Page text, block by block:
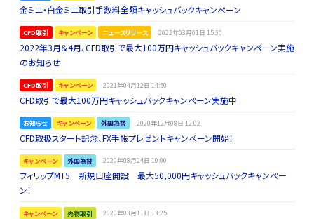
金ミニ・白金ミニ取引手数料全額キャッシュバックキャンペーン
CFD取引 キャンペーン ニュースリリース 2022年03月01日 15:30
2022年3月＆4月、CFD取引で最大100万円キャッシュバックキャンペーン実施
のお知らせ
CFD取引 キャンペーン 2021年04月12日 14:50
CFD取引で最大100万円キャッシュバックキャンペーン実施中
お知らせ キャンペーン 外国為替 2020年12月08日 12:02
CFD取扱スタート記念、FX手帳プレゼントキャンペーン開始！
キャンペーン 外国為替 2020年08月24日 10:00
フィリップMT5 新規口座開設 最大50,000円キャッシュバックキャンペー
ン！
キャンペーン 先物取引 2020年03月11日 13:25